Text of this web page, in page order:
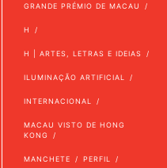
GRANDE PRÉMIO DE MACAU
H
H | ARTES, LETRAS E IDEIAS
ILUMINAÇÃO ARTIFICIAL
INTERNACIONAL
MACAU VISTO DE HONG
KONG
MANCHETE PERFIL